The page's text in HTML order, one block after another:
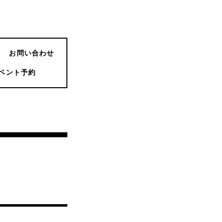
お問い合わせ
ント予約